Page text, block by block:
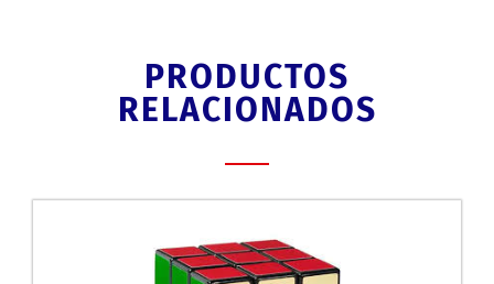
PRODUCTOS
RELACIONADOS